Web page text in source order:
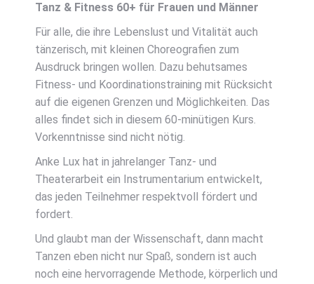
Tanz & Fitness 60+ für Frauen und Männer
Für alle, die ihre Lebenslust und Vitalität auch
tänzerisch, mit kleinen Choreografien zum
Ausdruck bringen wollen. Dazu behutsames
Fitness- und Koordinationstraining mit Rücksicht
auf die eigenen Grenzen und Möglichkeiten. Das
alles findet sich in diesem 60-minütigen Kurs.
Vorkenntnisse sind nicht nötig.
Anke Lux hat in jahrelanger Tanz- und
Theaterarbeit ein Instrumentarium entwickelt,
das jeden Teilnehmer respektvoll fördert und
fordert.
Und glaubt man der Wissenschaft, dann macht
Tanzen eben nicht nur Spaß, sondern ist auch
noch eine hervorragende Methode, körperlich und